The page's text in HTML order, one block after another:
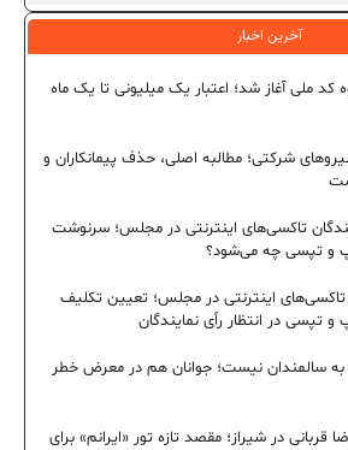
آخرین اخبار
کد ملی آغاز شد؛ اعتبار یک میلیونی تا یک ماه
شرکتی؛ مطالبه اصلی، حذف پیمانکاران و
تاکسی‌های اینترنتی در مجلس؛ سرنوشت
و تپسی چه می‌شود؟
تاکسی‌های اینترنتی در مجلس؛ تعیین تکلیف
در انتظار رأی نمایندگان
به سالمندان نیست؛ جوانان هم در معرض خطر
قربانی در شیراز؛ مقصد تازه تور «ایرانم» برای